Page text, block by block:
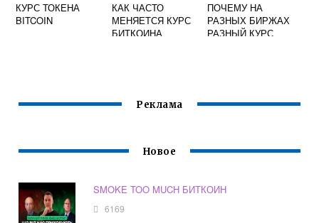
КУРС ТОКЕНА
BITCOIN
КАК ЧАСТО
МЕНЯЕТСЯ КУРС
БИТКОИНА
ПОЧЕМУ НА
РАЗНЫХ БИРЖАХ
РАЗНЫЙ КУРС
Реклама
Новое
SMOKE TOO MUCH БИТКОИН
6169